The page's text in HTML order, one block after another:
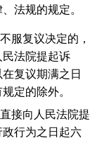
法规的规定。
服复议决定的，
法院提起诉
复议期满之日
定的除外。
接向人民法院提
行为之日起六